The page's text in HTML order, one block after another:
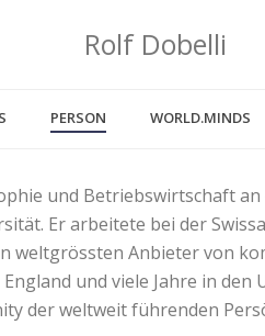
Rolf Dobelli
PERSON WORLD.MINDS
und Betriebswirtschaft an
Er arbeitete bei der
weltgrössten Anbieter von
und viele Jahre in den
der weltweit führenden